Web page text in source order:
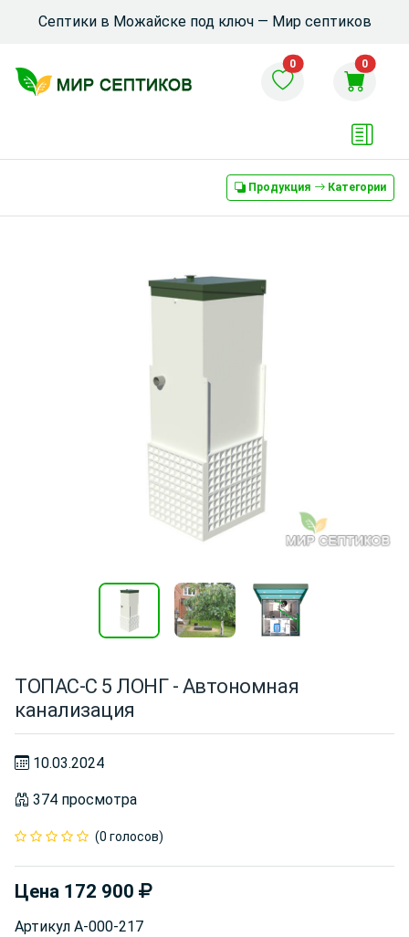
Септики в Можайске под ключ — Мир септиков
0 0
Продукция Категории
ТОПАС-С 5 ЛОНГ - Автономная
канализация
10.03.2024
374 просмотра
(0 голосов)
Цена 172 900
Артикул А-000-217